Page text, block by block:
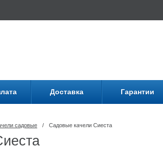
Доставка Гарантии
садовые / Садовые качели Сиеста